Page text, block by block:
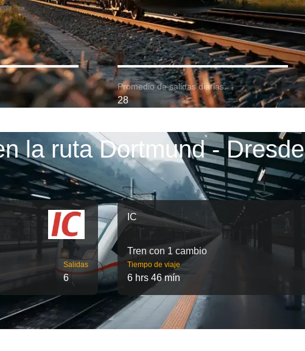
Promedio de salidas diarias:
28
la ruta Dortmund - Dresde
Salidas
6
IC
Tren con 1 cambio
Tiempo de viaje
6 hrs 46 mín